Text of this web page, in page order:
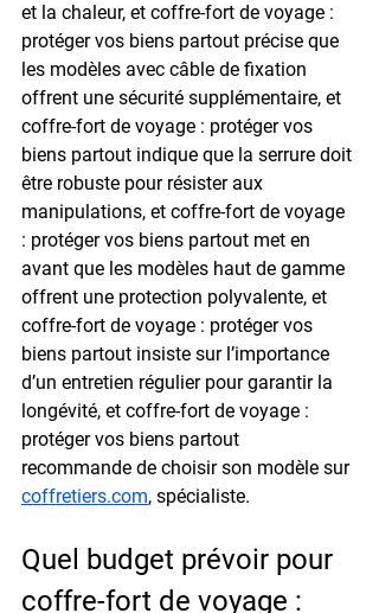
et la chaleur, et coffre-fort de voyage :
protéger vos biens partout précise que
les modèles avec câble de fixation
offrent une sécurité supplémentaire, et
coffre-fort de voyage : protéger vos
biens partout indique que la serrure doit
être robuste pour résister aux
manipulations, et coffre-fort de voyage
: protéger vos biens partout met en
avant que les modèles haut de gamme
offrent une protection polyvalente, et
coffre-fort de voyage : protéger vos
biens partout insiste sur l’importance
d’un entretien régulier pour garantir la
longévité, et coffre-fort de voyage :
protéger vos biens partout
recommande de choisir son modèle sur
coffretiers.com, spécialiste.
Quel budget prévoir pour
coffre-fort de voyage :